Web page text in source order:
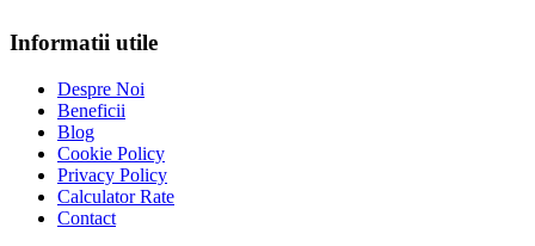
Informatii utile
Despre Noi
Beneficii
Blog
Cookie Policy
Privacy Policy
Calculator Rate
Contact